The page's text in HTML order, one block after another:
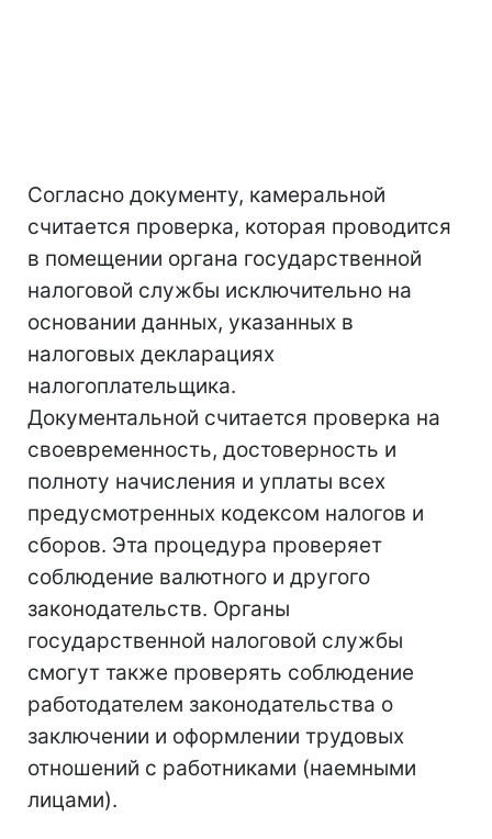
Согласно документу, камеральной
считается проверка, которая проводится
в помещении органа государственной
налоговой службы исключительно на
основании данных, указанных в
налоговых декларациях
налогоплательщика.
Документальной считается проверка на
своевременность, достоверность и
полноту начисления и уплаты всех
предусмотренных кодексом налогов и
сборов. Эта процедура проверяет
соблюдение валютного и другого
законодательств. Органы
государственной налоговой службы
смогут также проверять соблюдение
работодателем законодательства о
заключении и оформлении трудовых
отношений с работниками (наемными
лицами).